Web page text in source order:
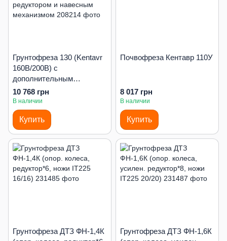
Грунтофреза 130 (Kentavr
160B/200B) с
дополнительным
редуктором и навесным
механизмом
10 768 грн
В наличии
Купить
Почвофреза Кентавр 110У
8 017 грн
В наличии
Купить
Грунтофреза ДТЗ ФН-1,4К
Грунтофреза ДТЗ ФН-1,6К